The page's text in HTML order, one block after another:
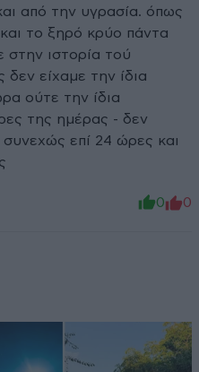
από την υγρασία. όπως
το ξηρό κρύο πάντα
στην ιστορία τού
δεν είχαμε την ίδια
ούτε την ίδια
της ημέρας - δεν
επί 24 ώρες και
0 0